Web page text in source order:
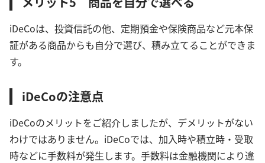
iDeCoは、投資信託の他、定期預金や保険商品など元本保
証がある商品からも自分で選び、積み立てることができま
す。
iDeCoの注意点
iDeCoのメリットをご紹介しましたが、デメリットがない
わけではありません。iDeCoでは、加入時や積立時・受取
時などに手数料が発生します。手数料は金融機関により違